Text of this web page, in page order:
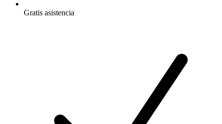
Gratis asistencia